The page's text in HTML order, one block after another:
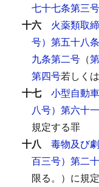
七十七条第三号
十六 火薬類取
号）第五十八
九条第二号 （
第四号若しくは
十七 小型自動
八号）第六十
規定する罪
十八 毒物及び
百三号）第二
限る。）に規